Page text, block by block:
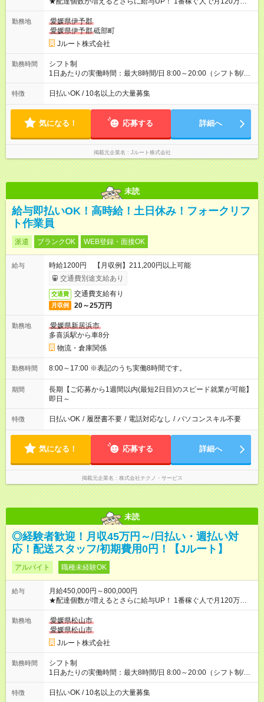
ど！ ・主要都市エリア 月収55万円／週5日稼働 月収65万~112
万円／週6日稼働 ・地方郊外エリア 月収40万円／週5日稼働 月
収40万円~50万円／週6日稼働 ＜モデルイメージ＞ ■月収50万
円 (27歳男性/江東区在住)※元建築関係 1日150個配達×25日勤務
(日休み) ■月収80万円(43歳男性/墨田区在住)※元営業 1日200個
勤務地
愛媛県伊予郡
愛媛県伊予郡砥部町
Jルート株式会社
勤務時間
シフト制
1日あたりの実働時間：最大8時間/日 8:00～20:00（シフト制/実
働8時間） ※週5日勤務（場所次第では週4も有り） ※配達状況に
よって時間外での勤務可能性有り ※案件により多少の前後あり
特徴 日払いOK / 10名以上の大量募集
気になる！ 応募する 詳細へ
掲載元企業名 Jルート株式会社
未読
給与即払いOK！高時給！土日休み！フォークリフ
ト作業員
派遣 ブランクOK WEB登録・面接OK
給与
時給1200円 【月収例】211,200円以上可能
交通費別途支給あり
交通費 交通費支給有り
月収例 20～25万円
勤務地
愛媛県新居浜市
多喜浜駅から車8分
物流・倉庫関係
勤務時間 8:00～17:00 ※表記のうち実働8時間です。
期間
長期【ご応募から1週間以内(最短2日目)のスピード就業が可能】
即日～
特徴 日払いOK / 履歴書不要 / 電話対応なし / パソコンスキル不要
気になる！ 応募する 詳細へ
掲載元企業名 株式会社テクノ・サービス
未読
◎経験者歓迎！月収45万円～/日払い・週払い対
応！配送スタッフ/初期費用0円！【Jルート】
アルバイト 職種未経験OK
給与
月給450,000円～800,000円
★配達個数が増えるとさらに給与UP！ 1番稼ぐ人で月120万ほ
ど！ ・主要都市エリア 月収55万円／週5日稼働 月収65万~112
万円／週6日稼働 ・地方郊外エリア 月収40万円／週5日稼働 月
収40万円~50万円／週6日稼働 ＜モデルイメージ＞ ■月収50万
円 (27歳男性/江東区在住)※元建築関係 1日150個配達×25日勤務
(日休み) ■月収80万円(43歳男性/墨田区在住)※元営業 1日200個
勤務地
愛媛県松山市
愛媛県松山市
Jルート株式会社
勤務時間
シフト制
1日あたりの実働時間：最大8時間/日 8:00～20:00（シフト制/実
働8時間） ※週5日勤務（場所次第では週4も有り） ※配達状況に
よって時間外での勤務可能性有り ※案件により多少の前後あり
特徴 日払いOK / 10名以上の大量募集